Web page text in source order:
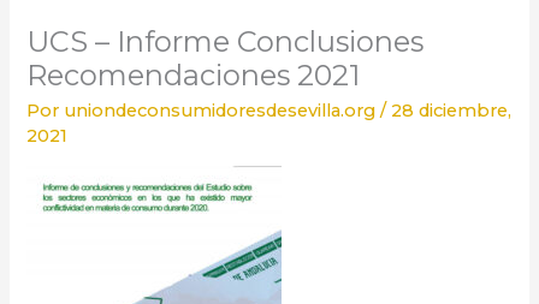
UCS – Informe Conclusiones
Recomendaciones 2021
Por uniondeconsumidoresdesevilla.org/28 diciembre,
2021